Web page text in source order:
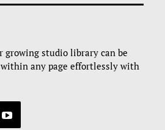
growing studio library can be
within any page effortlessly with